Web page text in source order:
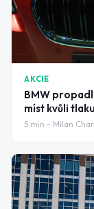
AKCIE
BMW
míst kvůli
5 min - Milan